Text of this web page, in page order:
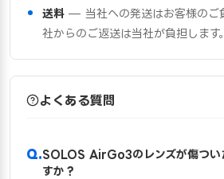
送料 — 当社への発送はお客様のご
社からのご返送は当社が負担します。
よくある質問
SOLOS AirGo3のレンズが傷つい
すか？